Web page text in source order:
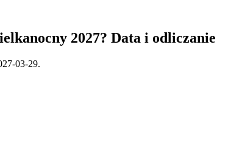
2027? Data i odliczanie
03-29.